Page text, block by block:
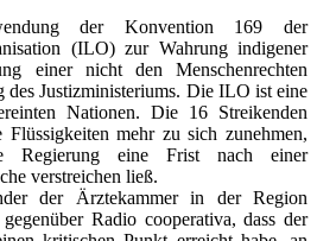
der Konvention 169 der
(ILO) zur Wahrung indigener
einer nicht den Menschenrechten
des Justizministeriums. Die ILO ist eine
Nationen. Die 16 Streikenden
Flüssigkeiten mehr zu sich zunehmen,
Regierung eine Frist nach einer
verstreichen ließ.
der Ärztekammer in der Region
Radio cooperativa, dass der